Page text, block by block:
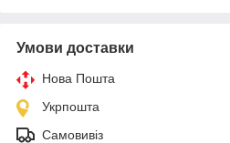
Умови доставки
Нова Пошта
Укрпошта
Самовивіз